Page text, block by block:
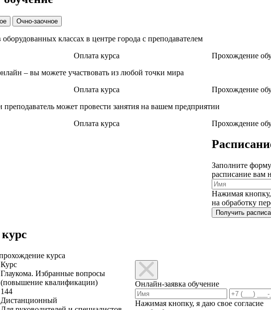
Очно-заочное
оборудованных классах в центре города с преподавателем
Оплата курса Прохождение
– вы можете участвовать из любой точки мира
Оплата курса Прохождение
преподаватель может провести занятия на вашем предприятии
Оплата курса Прохождение
Заполните
расписание вам
Нажимая кнопку,
на обработку
курса
Курс
Глаукома. Избранные вопросы
(повышение квалификации)
144
Дистанционный
Онлайн-заявка обучение
Нажимая кнопку, я даю свое согласие